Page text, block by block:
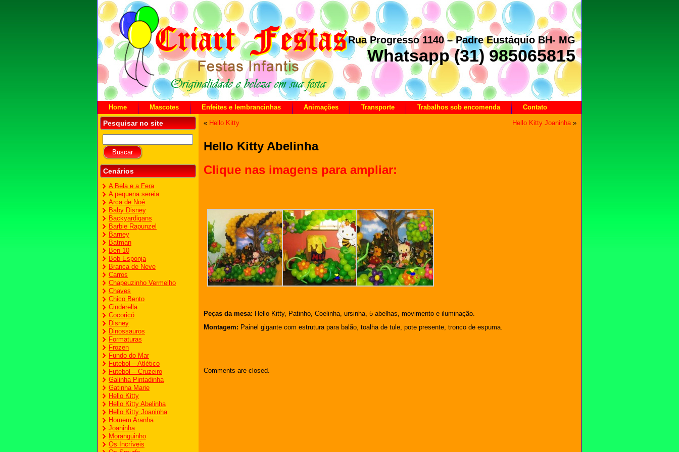
Rua Progresso 1140 – Padre Eustáquio BH- MG
Whatsapp (31) 985065815
Home Mascotes Enfeites e lembrancinhas Animações Transporte Trabalhos sob encomenda Contato
Pesquisar no site
Cenários
A Bela e a Fera
A pequena sereia
Arca de Noé
Baby Disney
Backyardigans
Barbie Rapunzel
Barney
Batman
Ben 10
Bob Esponja
Branca de Neve
Carros
Chapeuzinho Vermelho
Chaves
Chico Bento
Cinderella
Cocoricó
Disney
Dinossauros
Formaturas
Frozen
Fundo do Mar
Futebol – Atlético
Futebol – Cruzeiro
Galinha Pintadinha
Gatinha Marie
Hello Kitty
Hello Kitty Abelinha
Hello Kitty Joaninha
Homem Aranha
Joaninha
Moranguinho
Os Incríveis
« Hello Kitty Hello Kitty Joaninha»
Hello Kitty Abelinha
Clique nas imagens para ampliar:
Peças da mesa: Hello Kitty, Patinho, Coelinha, ursinha, 5 abelhas, movimento e iluminação.
Montagem: Painel gigante com estrutura para balão, toalha de tule, pote presente, tronco de espuma.
Comments are closed.